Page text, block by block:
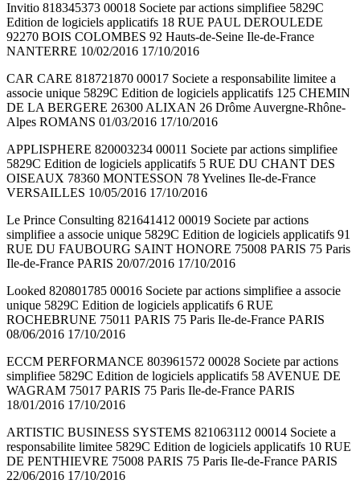
Invitio 818345373 00018 Societe par actions simplifiee 5829C
Edition de logiciels applicatifs 18 RUE PAUL DEROULEDE
92270 BOIS COLOMBES 92 Hauts-de-Seine Ile-de-France
NANTERRE 10/02/2016 17/10/2016
CAR CARE 818721870 00017 Societe a responsabilite limitee a
associe unique 5829C Edition de logiciels applicatifs 125 CHEMIN
DE LA BERGERE 26300 ALIXAN 26 Drôme Auvergne-Rhône-
Alpes ROMANS 01/03/2016 17/10/2016
APPLISPHERE 820003234 00011 Societe par actions simplifiee
5829C Edition de logiciels applicatifs 5 RUE DU CHANT DES
OISEAUX 78360 MONTESSON 78 Yvelines Ile-de-France
VERSAILLES 10/05/2016 17/10/2016
Le Prince Consulting 821641412 00019 Societe par actions
simplifiee a associe unique 5829C Edition de logiciels applicatifs 91
RUE DU FAUBOURG SAINT HONORE 75008 PARIS 75 Paris
Ile-de-France PARIS 20/07/2016 17/10/2016
Looked 820801785 00016 Societe par actions simplifiee a associe
unique 5829C Edition de logiciels applicatifs 6 RUE
ROCHEBRUNE 75011 PARIS 75 Paris Ile-de-France PARIS
08/06/2016 17/10/2016
ECCM PERFORMANCE 803961572 00028 Societe par actions
simplifiee 5829C Edition de logiciels applicatifs 58 AVENUE DE
WAGRAM 75017 PARIS 75 Paris Ile-de-France PARIS
18/01/2016 17/10/2016
ARTISTIC BUSINESS SYSTEMS 821063112 00014 Societe a
responsabilite limitee 5829C Edition de logiciels applicatifs 10 RUE
DE PENTHIEVRE 75008 PARIS 75 Paris Ile-de-France PARIS
22/06/2016 17/10/2016